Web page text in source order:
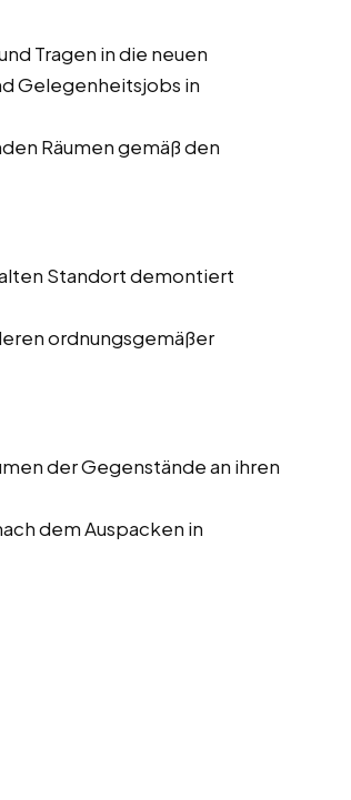
Tragen in die neuen
Gelegenheitsjobs in
Räumen gemäß den
Standort demontiert
ordnungsgemäßer
der Gegenstände an ihren
dem Auspacken in